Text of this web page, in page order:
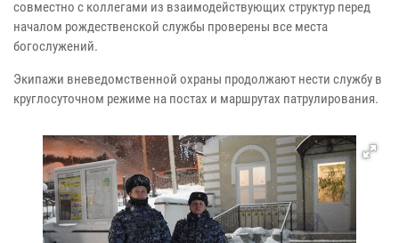
совместно с коллегами из взаимодействующих структур перед
началом рождественской службы проверены все места
богослужений.
Экипажи вневедомственной охраны продолжают нести службу в
круглосуточном режиме на постах и маршрутах патрулирования.